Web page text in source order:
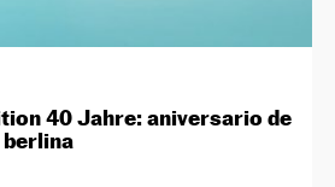
40 Jahre: aniversario de
berlina